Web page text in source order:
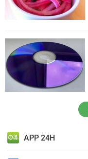
APP 24H